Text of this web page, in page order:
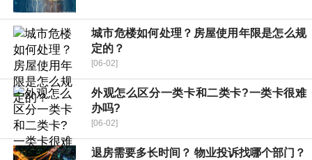
城市危楼如何处理？房屋使用年限是怎么规
定的？
[06-02]
外观怎么区分一类卡和二类卡?一类卡很难
办吗?
[06-02]
退房需要多长时间？ 物业投诉找哪个部门？